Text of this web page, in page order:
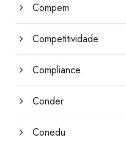
Compem
Competitividade
Compliance
Conder
Conedu